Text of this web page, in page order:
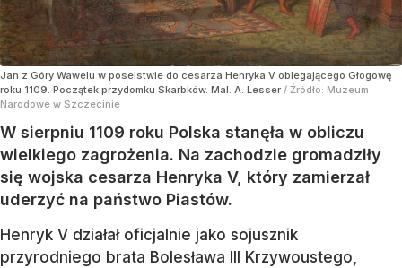
Jan z Góry Wawelu w poselstwie do cesarza Henryka V oblegającego Głogowę
roku 1109. Początek przydomku Skarbków. Mal. A. Lesser / Źródło: Muzeum
Narodowe w Szczecinie
W sierpniu 1109 roku Polska stanęła w obliczu
wielkiego zagrożenia. Na zachodzie gromadziły
się wojska cesarza Henryka V, który zamierzał
uderzyć na państwo Piastów.
Henryk V działał oficjalnie jako sojusznik
przyrodniego brata Bolesława III Krzywoustego,